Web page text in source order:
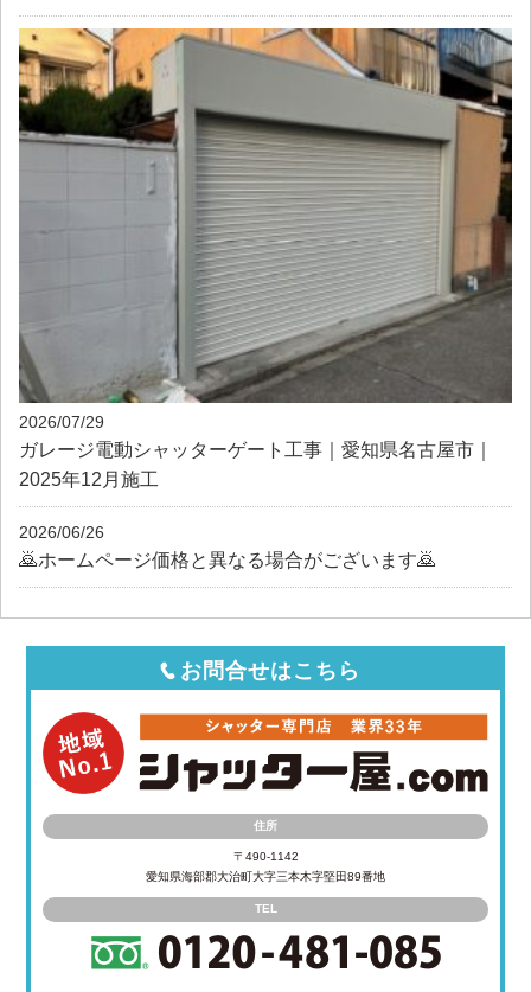
2026/07/29
ガレージ電動シャッターゲート工事｜愛知県名古屋市｜
2025年12月施工
2026/06/26
🙇ホームページ価格と異なる場合がございます🙇
お問合せはこちら
住所
〒490-1142
愛知県海部郡大治町大字三本木字堅田89番地
TEL